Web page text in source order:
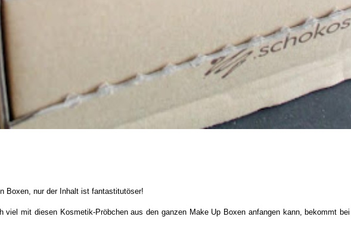
Boxen, nur der Inhalt ist fantastitutöser!
viel mit diesen Kosmetik-Pröbchen aus den ganzen Make Up Boxen anfangen kann, bekommt